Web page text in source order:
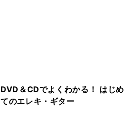
DVD＆CDでよくわかる！ はじめ
てのエレキ・ギター